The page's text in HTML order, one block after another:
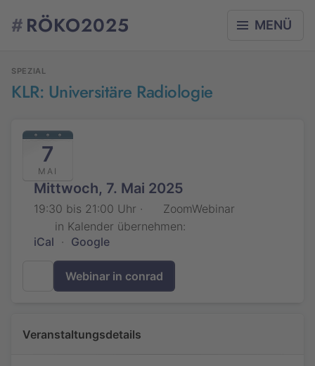
#RÖKO2025 MENÜ
SPEZIAL
KLR: Universitäre Radiologie
7
MAI
Mittwoch, 7. Mai 2025
19:30 bis 21:00 Uhr ·
ZoomWebinar
in Kalender übernehmen:
iCal · Google
Webinar in conrad
Veranstaltungsdetails